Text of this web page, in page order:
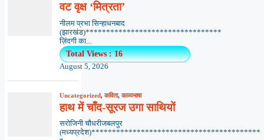
वट वृक्ष ‘मित्रता’
नीलम प्रभा सिन्हाधनबाद
(झारखंड)*********************************
ज़िंदगी का...
Total Views : 16
August 5, 2026
Uncategorized,कविता,काव्यभाषा
हाथ में चाँद-सूरज उगा साथियों
सरोजिनी चौधरीजबलपुर
(मध्यप्रदेश)*****************************************